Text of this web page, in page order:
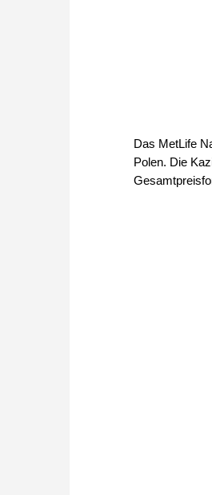
Das MetLife
Polen. Die